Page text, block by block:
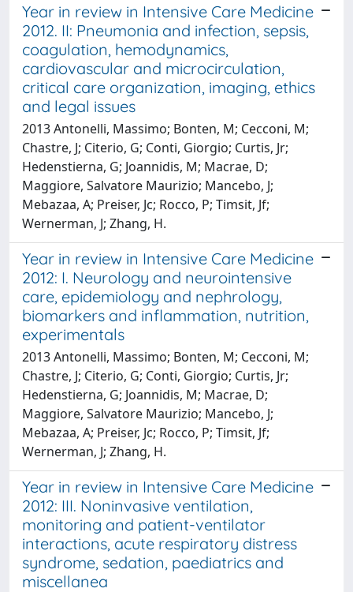
Year in review in Intensive Care Medicine
2012. II: Pneumonia and infection, sepsis,
coagulation, hemodynamics,
cardiovascular and microcirculation,
critical care organization, imaging, ethics
and legal issues
2013 Antonelli, Massimo; Bonten, M; Cecconi, M;
Chastre, J; Citerio, G; Conti, Giorgio; Curtis, Jr;
Hedenstierna, G; Joannidis, M; Macrae, D;
Maggiore, Salvatore Maurizio; Mancebo, J;
Mebazaa, A; Preiser, Jc; Rocco, P; Timsit, Jf;
Wernerman, J; Zhang, H.
Year in review in Intensive Care Medicine
2012: I. Neurology and neurointensive
care, epidemiology and nephrology,
biomarkers and inflammation, nutrition,
experimentals
2013 Antonelli, Massimo; Bonten, M; Cecconi, M;
Chastre, J; Citerio, G; Conti, Giorgio; Curtis, Jr;
Hedenstierna, G; Joannidis, M; Macrae, D;
Maggiore, Salvatore Maurizio; Mancebo, J;
Mebazaa, A; Preiser, Jc; Rocco, P; Timsit, Jf;
Wernerman, J; Zhang, H.
Year in review in Intensive Care Medicine
2012: III. Noninvasive ventilation,
monitoring and patient-ventilator
interactions, acute respiratory distress
syndrome, sedation, paediatrics and
miscellanea